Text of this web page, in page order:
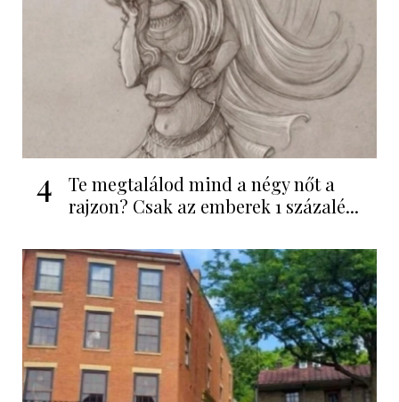
4
Te megtalálod mind a négy nőt a
rajzon? Csak az emberek 1 százalé...